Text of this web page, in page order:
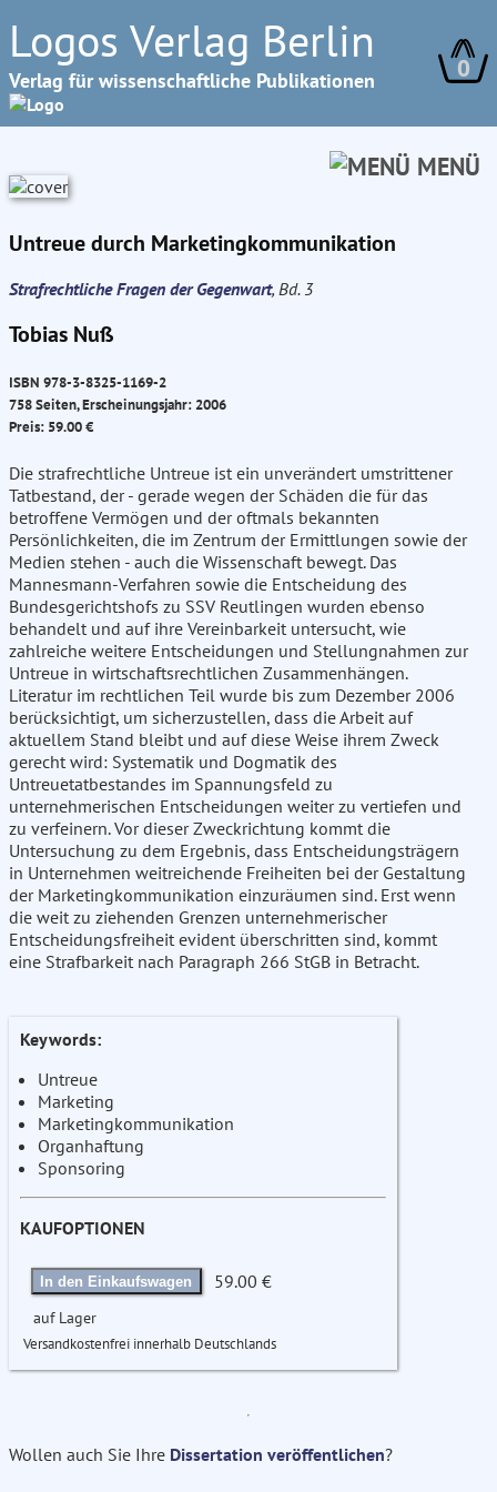
Logos Verlag Berlin
Verlag für wissenschaftliche Publikationen 0
MENÜ
Untreue durch Marketingkommunikation
Strafrechtliche Fragen der Gegenwart, Bd. 3
Tobias Nuß
ISBN 978-3-8325-1169-2
758 Seiten, Erscheinungsjahr: 2006
Preis: 59.00 €
Die strafrechtliche Untreue ist ein unverändert umstrittener
Tatbestand, der - gerade wegen der Schäden die für das
betroffene Vermögen und der oftmals bekannten
Persönlichkeiten, die im Zentrum der Ermittlungen sowie der
Medien stehen - auch die Wissenschaft bewegt. Das
Mannesmann-Verfahren sowie die Entscheidung des
Bundesgerichtshofs zu SSV Reutlingen wurden ebenso
behandelt und auf ihre Vereinbarkeit untersucht, wie
zahlreiche weitere Entscheidungen und Stellungnahmen zur
Untreue in wirtschaftsrechtlichen Zusammenhängen.
Literatur im rechtlichen Teil wurde bis zum Dezember 2006
berücksichtigt, um sicherzustellen, dass die Arbeit auf
aktuellem Stand bleibt und auf diese Weise ihrem Zweck
gerecht wird: Systematik und Dogmatik des
Untreuetatbestandes im Spannungsfeld zu
unternehmerischen Entscheidungen weiter zu vertiefen und
zu verfeinern. Vor dieser Zweckrichtung kommt die
Untersuchung zu dem Ergebnis, dass Entscheidungsträgern
in Unternehmen weitreichende Freiheiten bei der Gestaltung
der Marketingkommunikation einzuräumen sind. Erst wenn
die weit zu ziehenden Grenzen unternehmerischer
Entscheidungsfreiheit evident überschritten sind, kommt
eine Strafbarkeit nach Paragraph 266 StGB in Betracht.
Keywords:
Untreue
Marketing
Marketingkommunikation
Organhaftung
Sponsoring
KAUFOPTIONEN
In den Einkaufswagen 59.00 €
auf Lager
Versandkostenfrei innerhalb Deutschlands
Wollen auch Sie Ihre Dissertation veröffentlichen?